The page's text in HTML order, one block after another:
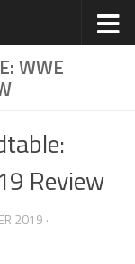
WWE
Review
2019 ·